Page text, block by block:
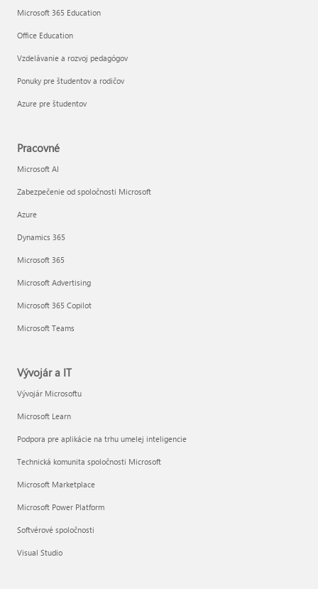
Microsoft 365 Education
Office Education
Vzdelávanie a rozvoj pedagógov
Ponuky pre študentov a rodičov
Azure pre študentov
Pracovné
Microsoft AI
Zabezpečenie od spoločnosti Microsoft
Azure
Dynamics 365
Microsoft 365
Microsoft Advertising
Microsoft 365 Copilot
Microsoft Teams
Vývojár a IT
Vývojár Microsoftu
Microsoft Learn
Podpora pre aplikácie na trhu umelej inteligencie
Technická komunita spoločnosti Microsoft
Microsoft Marketplace
Microsoft Power Platform
Softvérové spoločnosti
Visual Studio